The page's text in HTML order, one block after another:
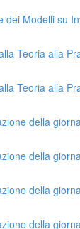
dei Modelli su
Teoria alla
Teoria alla
della
della
della
della